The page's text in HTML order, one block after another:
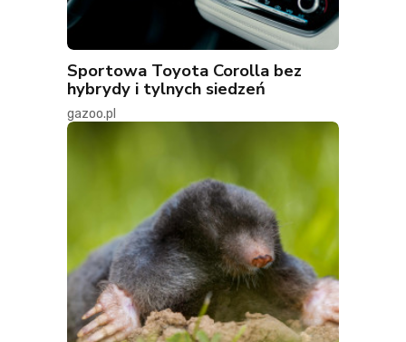
Sportowa Toyota Corolla bez
hybrydy i tylnych siedzeń
gazoo.pl